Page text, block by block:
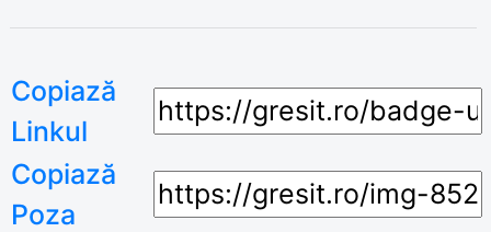
Copiază
Linkul
Copiază
Poza